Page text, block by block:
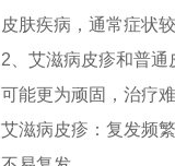
皮肤疾病，通常症状
2、艾滋病皮疹和普
可能更为顽固，治疗
艾滋病皮疹：复发频